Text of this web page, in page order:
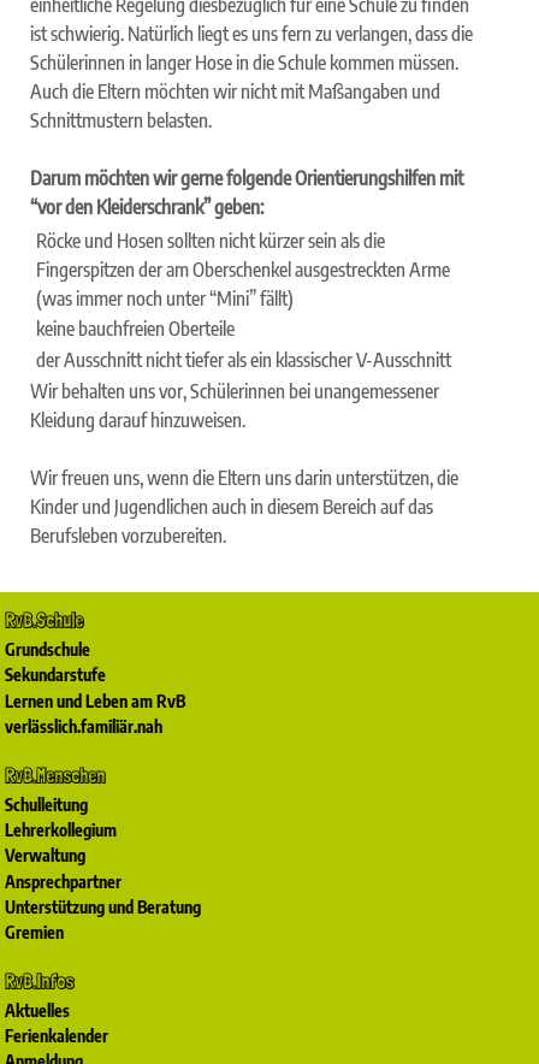
einheitliche Regelung diesbezüglich für eine Schule zu finden
ist schwierig. Natürlich liegt es uns fern zu verlangen, dass die
Schülerinnen in langer Hose in die Schule kommen müssen.
Auch die Eltern möchten wir nicht mit Maßangaben und
Schnittmustern belasten.
Darum möchten wir gerne folgende Orientierungshilfen mit
“vor den Kleiderschrank” geben:
Röcke und Hosen sollten nicht kürzer sein als die
Fingerspitzen der am Oberschenkel ausgestreckten Arme
(was immer noch unter “Mini” fällt)
keine bauchfreien Oberteile
der Ausschnitt nicht tiefer als ein klassischer V-Ausschnitt
Wir behalten uns vor, Schülerinnen bei unangemessener
Kleidung darauf hinzuweisen.
Wir freuen uns, wenn die Eltern uns darin unterstützen, die
Kinder und Jugendlichen auch in diesem Bereich auf das
Berufsleben vorzubereiten.
RvB.Schule
Grundschule
Sekundarstufe
Lernen und Leben am RvB
verlässlich.familiär.nah
RvB.Menschen
Schulleitung
Lehrerkollegium
Verwaltung
Ansprechpartner
Unterstützung und Beratung
Gremien
RvB.Infos
Aktuelles
Ferienkalender